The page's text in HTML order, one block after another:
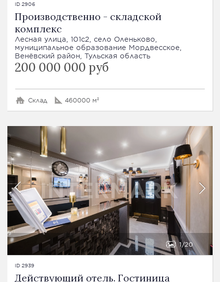
ID 2906
Производственно - складской
комплекс
Лесная улица, 101с2, село Оленьково,
муниципальное образование Мордвесское,
Венёвский район, Тульская область
200 000 000 руб
Склад 460000 м²
1 20
ID 2939
Действующий отель. Гостиница